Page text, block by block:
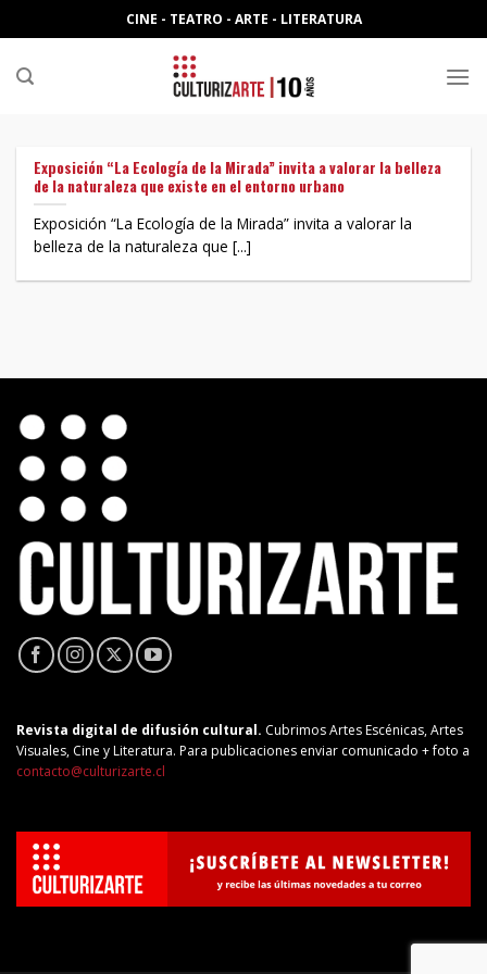
to
content
CINE - TEATRO - ARTE - LITERATURA
Exposición “La Ecología de la Mirada” invita a valorar la belleza
de la naturaleza que existe en el entorno urbano
Exposición “La Ecología de la Mirada” invita a valorar la
belleza de la naturaleza que [...]
Revista digital de difusión cultural. Cubrimos Artes Escénicas, Artes
Visuales, Cine y Literatura. Para publicaciones enviar comunicado + foto a
contacto@culturizarte.cl